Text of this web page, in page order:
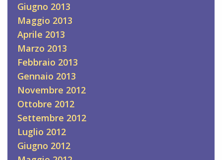
Giugno 2013
Maggio 2013
Aprile 2013
Marzo 2013
Febbraio 2013
Gennaio 2013
Novembre 2012
Ottobre 2012
Settembre 2012
Luglio 2012
Giugno 2012